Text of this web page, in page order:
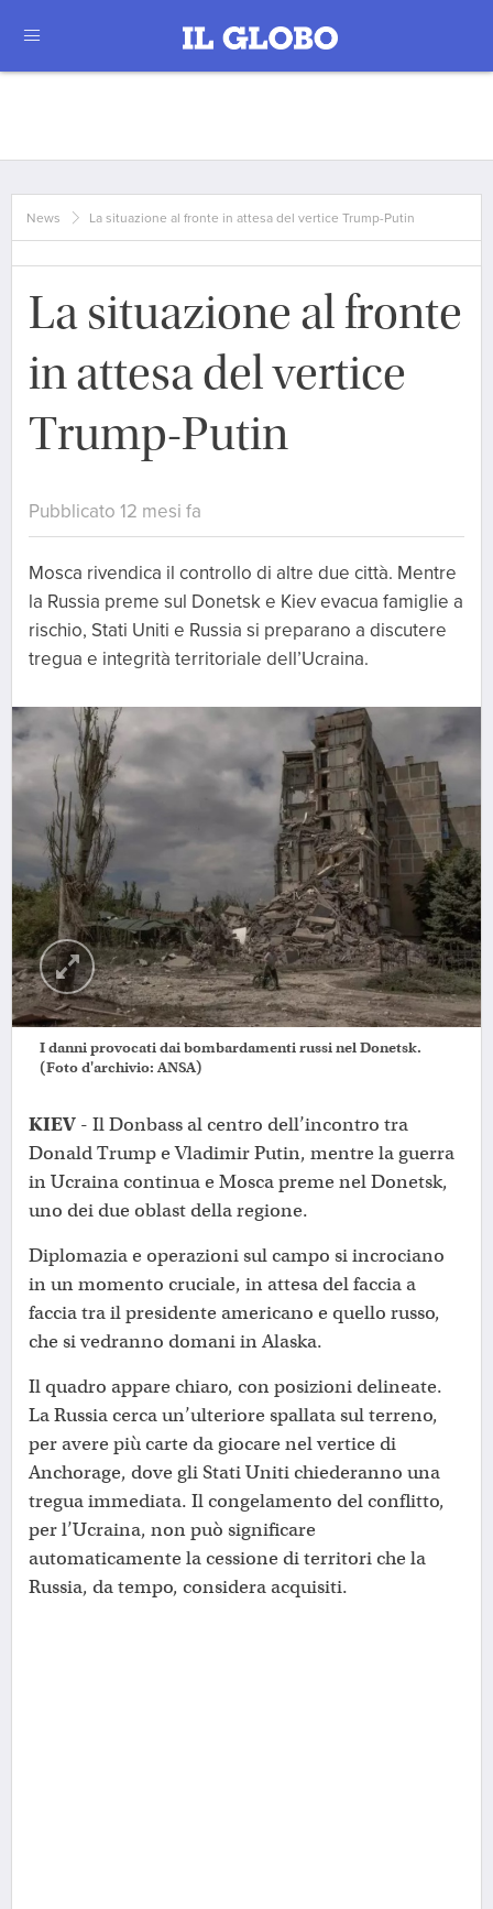
News La situazione al fronte in attesa del vertice Trump-Putin
La situazione al fronte
in attesa del vertice
Trump-Putin
Pubblicato 12 mesi fa
Mosca rivendica il controllo di altre due città. Mentre
la Russia preme sul Donetsk e Kiev evacua famiglie a
rischio, Stati Uniti e Russia si preparano a discutere
tregua e integrità territoriale dell’Ucraina.
I danni provocati dai bombardamenti russi nel Donetsk.
(Foto d'archivio: ANSA)
KIEV - Il Donbass al centro dell’incontro tra
Donald Trump e Vladimir Putin, mentre la guerra
in Ucraina continua e Mosca preme nel Donetsk,
uno dei due oblast della regione.
Diplomazia e operazioni sul campo si incrociano
in un momento cruciale, in attesa del faccia a
faccia tra il presidente americano e quello russo,
che si vedranno domani in Alaska.
Il quadro appare chiaro, con posizioni delineate.
La Russia cerca un’ulteriore spallata sul terreno,
per avere più carte da giocare nel vertice di
Anchorage, dove gli Stati Uniti chiederanno una
tregua immediata. Il congelamento del conflitto,
per l’Ucraina, non può significare
automaticamente la cessione di territori che la
Russia, da tempo, considera acquisiti.